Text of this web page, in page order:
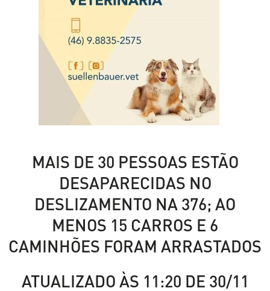
MAIS DE 30 PESSOAS ESTÃO
DESAPARECIDAS NO
DESLIZAMENTO NA 376; AO
MENOS 15 CARROS E 6
CAMINHÕES FORAM ARRASTADOS
ATUALIZADO ÀS 11:20 DE 30/11